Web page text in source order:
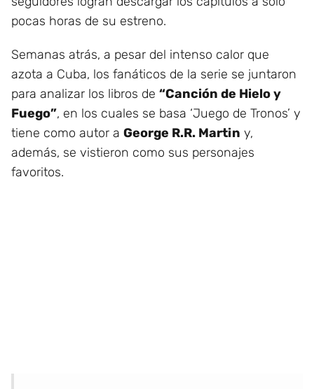
pocas horas de su estreno.
Semanas atrás, a pesar del intenso calor que
azota a Cuba, los fanáticos de la serie se juntaron
para analizar los libros de “Canción de Hielo y
Fuego”, en los cuales se basa ‘Juego de Tronos’ y
tiene como autor a George R.R. Martin y,
además, se vistieron como sus personajes
favoritos.